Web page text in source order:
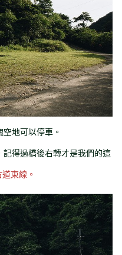
地可以停車。
得過橋後右轉才是我們的這
東線。